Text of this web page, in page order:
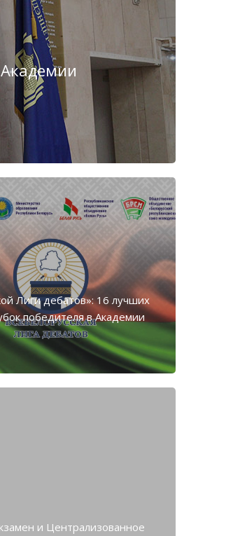
Лиги дебатов»: 16 лучших
победителя в Академии
и Централизованное